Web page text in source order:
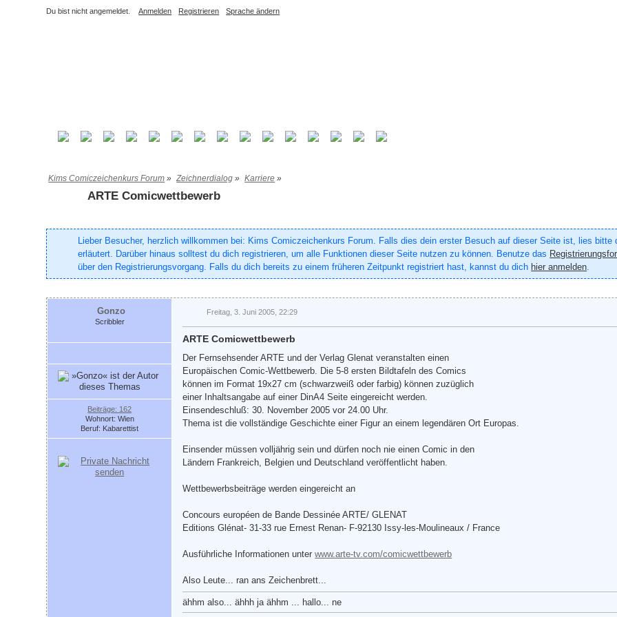
Du bist nicht angemeldet. Anmelden Registrieren Sprache ändern
Kims Comiczeichenkurs Forum » Zeichnerdialog » Karriere »
ARTE Comicwettbewerb
Lieber Besucher, herzlich willkommen bei: Kims Comiczeichenkurs Forum. Falls dies dein erster Besuch auf dieser Seite ist, lies bitte
erläutert. Darüber hinaus solltest du dich registrieren, um alle Funktionen dieser Seite nutzen zu können. Benutze das
über den Registrierungsvorgang. Falls du dich bereits zu einem früheren Zeitpunkt registriert hast, kannst du dich hier anmelden.
Gonzo
Scribbler
Beiträge: 162
Wohnort: Wien
Beruf: Kabarettist
Freitag, 3. Juni 2005, 22:29
ARTE Comicwettbewerb
Der Fernsehsender ARTE und der Verlag Glenat veranstalten einen
Europäischen Comic-Wettbewerb. Die 5-8 ersten Bildtafeln des Comics
können im Format 19x27 cm (schwarzweiß oder farbig) können zuzüglich
einer Inhaltsangabe auf einer DinA4 Seite eingereicht werden.
Einsendeschluß: 30. November 2005 vor 24.00 Uhr.
Thema ist die vollständige Geschichte einer Figur an einem legendären Ort Europas.
Einsender müssen volljährig sein und dürfen noch nie einen Comic in den
Ländern Frankreich, Belgien und Deutschland veröffentlicht haben.
Wettbewerbsbeiträge werden eingereicht an
Concours européen de Bande Dessinée ARTE/ GLENAT
Editions Glénat- 31-33 rue Ernest Renan- F-92130 Issy-les-Moulineaux / France
Ausführliche Informationen unterwww.arte-tv.com/comicwettbewerb
Also Leute... ran ans Zeichenbrett...
ähhm also... ähhh ja ähhm ... hallo... ne